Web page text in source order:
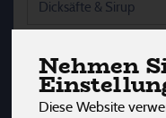
Nehmen
Diese Website
Dicksäfte & Sirup
Zucker